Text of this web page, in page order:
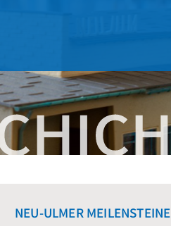
NEU-ULMER MEILENSTEINE